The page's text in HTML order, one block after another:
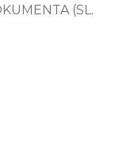
(SL.